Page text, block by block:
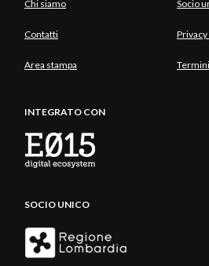
Chi siamo Socio
Contatti
Area stampa
INTEGRATO CON
SOCIO UNICO